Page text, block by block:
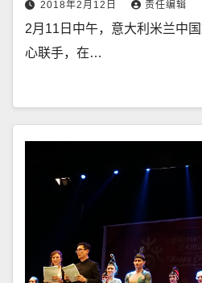
2018年2月12日 责任编辑
2月11日中午，意大利米兰中
心联手，在…